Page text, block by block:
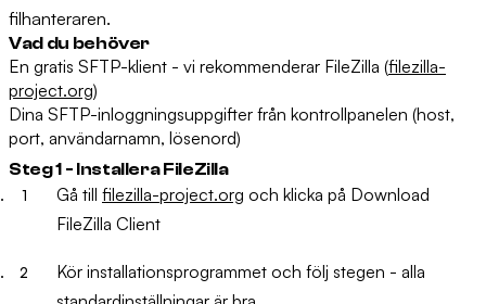
filhanteraren.
Vad du behöver
En gratis SFTP-klient - vi rekommenderar FileZilla (filezilla-
project.org)
Dina SFTP-inloggningsuppgifter från kontrollpanelen (host,
port, användarnamn, lösenord)
Steg 1 - Installera FileZilla
Gå till filezilla-project.org och klicka på Download
FileZilla Client
Kör installationsprogrammet och följ stegen - alla